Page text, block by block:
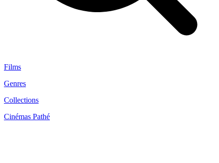
Films
Genres
Collections
Cinémas Pathé